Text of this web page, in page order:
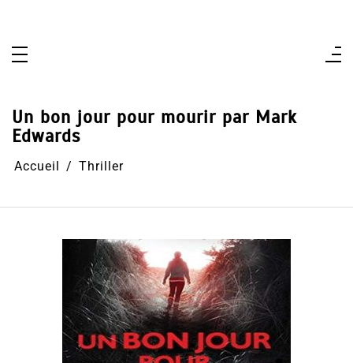
Un bon jour pour mourir par Mark
Edwards
Accueil Thriller